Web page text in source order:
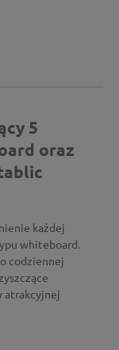
5
oraz
każdej
whiteboard.
codziennej
atrakcyjnej